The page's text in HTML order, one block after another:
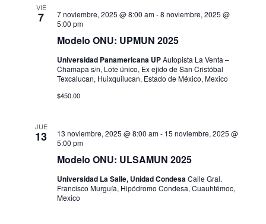
VIE
7
Modelo ONU: UPMUN 2025
7 noviembre, 2025 @ 8:00 am-8 noviembre, 2025 @
5:00 pm
Universidad Panamericana UPAutopista La Venta –
Chamapa s/n, Lote único, Ex ejido de San Cristóbal
Texcalucan, Huixquilucan, Estado de México, Mexico
$450.00
JUE
13
Modelo ONU: ULSAMUN 2025
13 noviembre, 2025 @ 8:00 am- 15 noviembre, 2025 @
5:00 pm
Universidad La Salle, Unidad CondesaCalle Gral.
Francisco Murguía, Hipódromo Condesa, Cuauhtémoc,
Mexico